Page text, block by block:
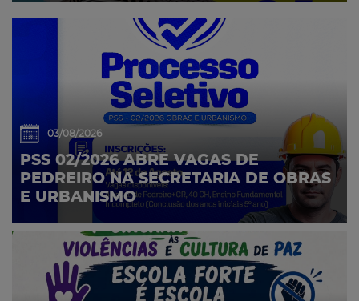
03/08/2026
PSS 02/2026 ABRE VAGAS DE
PEDREIRO NA SECRETARIA DE OBRAS
E URBANISMO